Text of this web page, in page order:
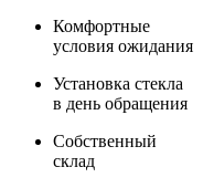
Комфортные
условия ожидания
Установка стекла
в день обращения
Собственный
склад